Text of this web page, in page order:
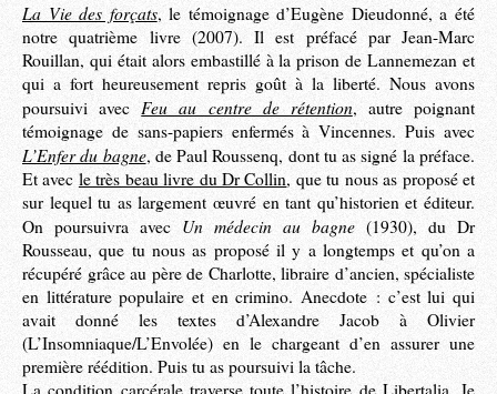
La Vie des forçats, le témoignage d’Eugène Dieudonné, a été
notre quatrième livre (2007). Il est préfacé par Jean-Marc
Rouillan, qui était alors embastillé à la prison de Lannemezan et
qui a fort heureusement repris goût à la liberté. Nous avons
poursuivi avecFeu au centre de rétention, autre poignant
témoignage de sans-papiers enfermés à Vincennes. Puis avec
L’Enfer du bagne, de Paul Roussenq, dont tu as signé la préface.
Et avec le très beau livre du Dr Collin, que tu nous as proposé et
sur lequel tu as largement œuvré en tant qu’historien et éditeur.
On poursuivra avec Un médecin au bagne (1930), du Dr
Rousseau, que tu nous as proposé il y a longtemps et qu’on a
récupéré grâce au père de Charlotte, libraire d’ancien, spécialiste
en littérature populaire et en crimino. Anecdote : c’est lui qui
avait donné les textes d’Alexandre Jacob à Olivier
(L’Insomniaque/L’Envolée) en le chargeant d’en assurer une
première réédition. Puis tu as poursuivi la tâche.
La condition carcérale traverse toute l’histoire de Libertalia. Je